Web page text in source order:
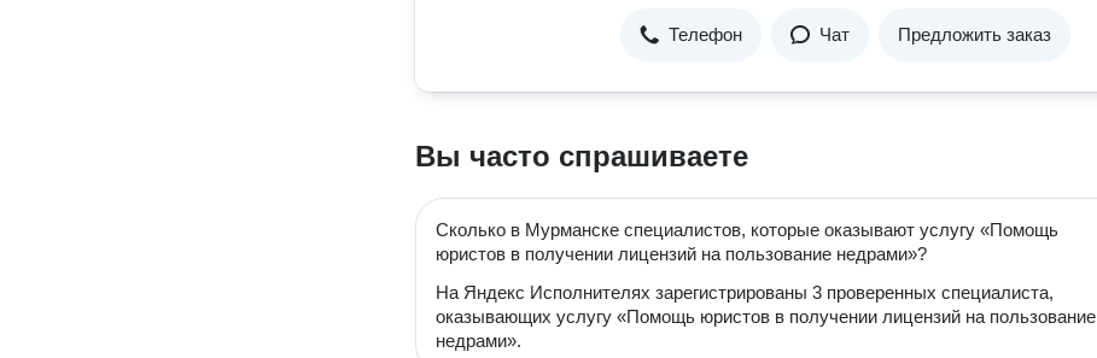
Телефон Чат Предложить заказ
Вы часто спрашиваете
Сколько в Мурманске специалистов, которые оказывают услугу «Помощь
юристов в получении лицензий на пользование недрами»?
На Яндекс Исполнителях зарегистрированы 3 проверенных специалиста,
оказывающих услугу «Помощь юристов в получении лицензий на пользование
недрами».